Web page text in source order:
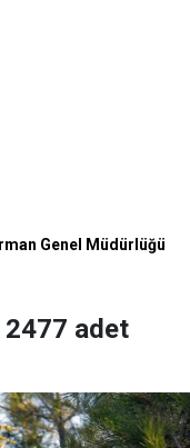
Genel Müdürlüğü
2477 adet